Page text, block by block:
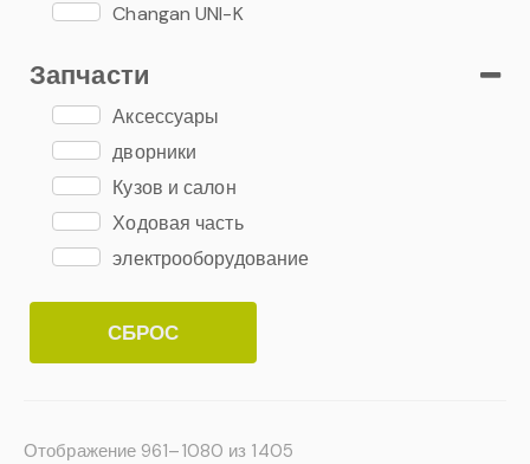
Changan UNI-K
Запчасти
Аксессуары
дворники
Кузов и салон
Ходовая часть
электрооборудование
СБРОС
Отображение 961–1080 из 1405